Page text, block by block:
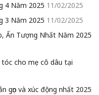
4 Năm 2025 11/02/2025
3 Năm 2025 11/02/2025
Ấn Tượng Nhất Năm 2025
cho mẹ cô dâu tại
gọn và xúc động nhất 2025